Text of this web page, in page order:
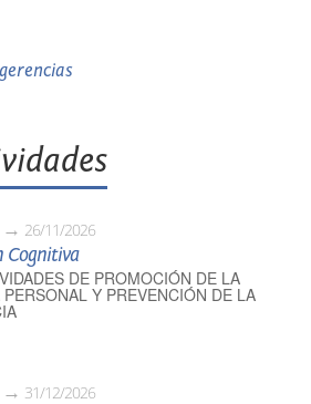
26/11/2026
Cognitiva
DE PROMOCIÓN DE LA
Y PREVENCIÓN DE LA
31/12/2026